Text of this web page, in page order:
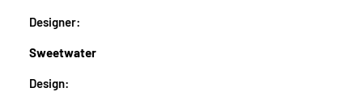
Designer:
Sweetwater
Design: